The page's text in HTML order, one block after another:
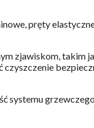
pręty
zjawiskom, takim
systemu